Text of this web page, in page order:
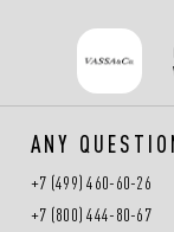
ANY
+7 (499) 460-60-26
+7 (800) 444-80-67